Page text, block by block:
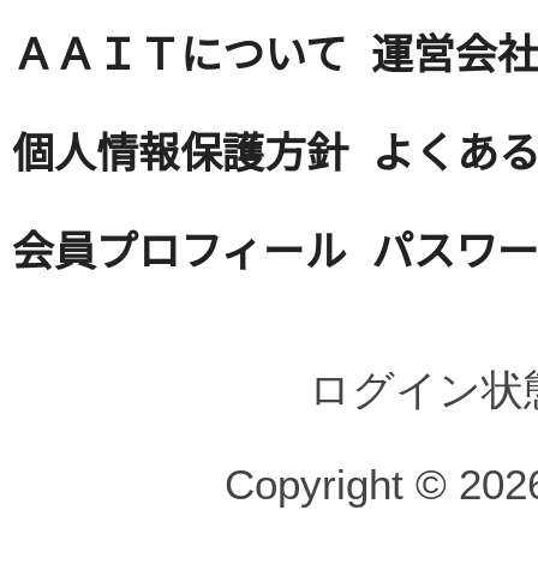
ＡＡＩＴについて 運営会社
個人情報保護方針 よくあ
会員プロフィール パスワ
ログイン
Copyright ©